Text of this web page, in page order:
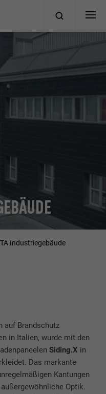
Industriegebäude
auf Brandschutz
in Italien, wurde mit den
Siding.X in
Das markante
Kantungen
Optik.